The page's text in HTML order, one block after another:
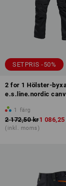
SETPRIS -50%
2 for 1 Hölster-
e.s.line.nordic
1 färg
2 172,50 kr1
(inkl. moms)